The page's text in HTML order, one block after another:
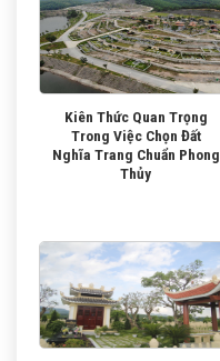
Kiên Thức Quan Trọng
Trong Việc Chọn Đất
Nghĩa Trang Chuẩn Phong
Thủy